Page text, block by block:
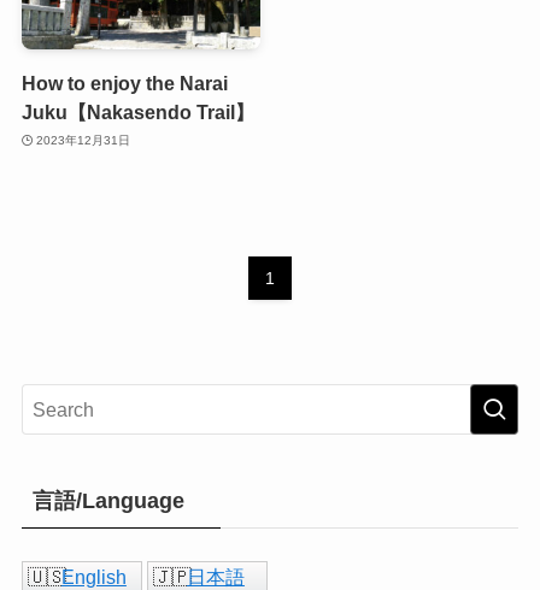
How to enjoy the Narai
Juku【Nakasendo Trail】
2023年12月31日
1
言語/Language
English 日本語